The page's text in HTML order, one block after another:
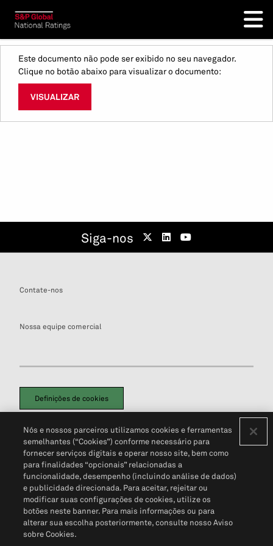
Este documento não pode ser exibido no seu navegador.
Clique no botão abaixo para visualizar o documento:
VISUALIZAR
Siga-nos
Contate-nos
Nossa equipe comercial
Definições de cookies
Política de PrivacidadePortal de privacidade do cliente (em inglês)
Não Venda Minhas Informações Pessoais© 2026 S&P Global
Nós e nossos parceiros utilizamos cookies e ferramentas
semelhantes (“Cookies”) conforme necessário para
fornecer serviços digitais e operar nosso site, bem como
para finalidades “opcionais” relacionadas a
funcionalidade, desempenho (incluindo análise de dados)
e publicidade direcionada. Para aceitar, rejeitar ou
modificar suas configurações de cookies, utilize os
botões neste banner. Para mais informações ou para
alterar sua escolha posteriormente, consulte nosso Aviso
sobre Cookies.